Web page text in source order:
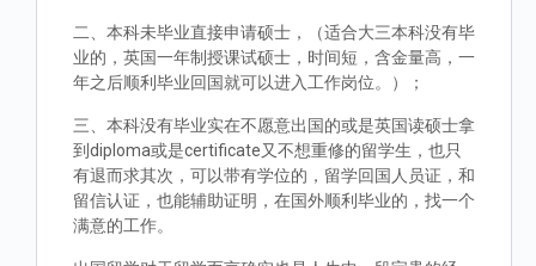
二、本科未毕业直接申请硕士，（适合大三本科没有毕
业的，英国一年制授课试硕士，时间短，含金量高，一
年之后顺利毕业回国就可以进入工作岗位。）；
三、本科没有毕业实在不愿意出国的或是英国读硕士拿
到diploma或是certificate又不想重修的留学生，也只
有退而求其次，可以带有学位的，留学回国人员证，和
留信认证，也能辅助证明，在国外顺利毕业的，找一个
满意的工作。